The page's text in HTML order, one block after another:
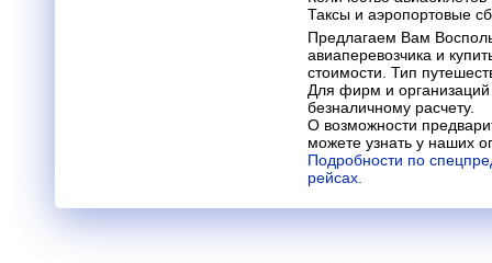
Таксы и аэропортовые
Предлагаем Вам
авиаперевозчика и
стоимости. Тип
Для фирм и
безналичному расчету.
О возможности
можете узнать у наших
Подробности по
рейсах.